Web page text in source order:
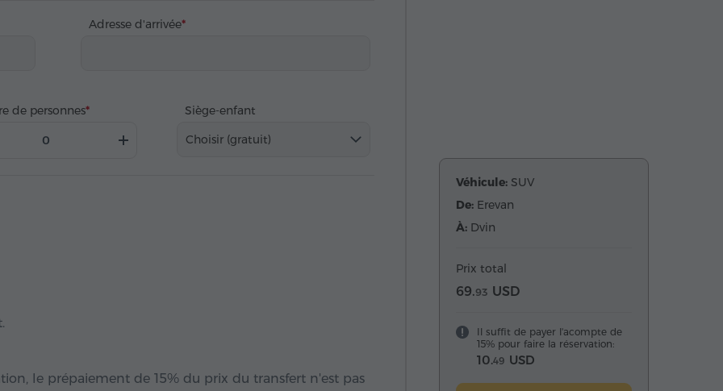
Adresse d'arrivée
de personnes
Siège-enfant
Choisir (gratuit)
le prépaiement de 15% du prix du transfert n'est pas
Véhicule: SUV
De: Erevan
À: Dvin
Prix total
69.93 USD
Il suffit de payer l'acompte de
15% pour faire la réservation:
10.49 USD